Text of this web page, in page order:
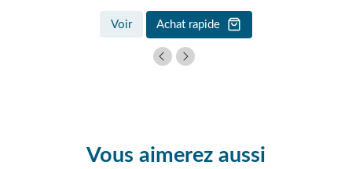
Voir Achat rapide
Vous aimerez aussi